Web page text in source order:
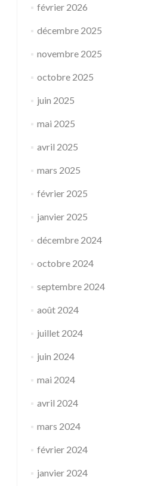
février 2026
décembre 2025
novembre 2025
octobre 2025
juin 2025
mai 2025
avril 2025
mars 2025
février 2025
janvier 2025
décembre 2024
octobre 2024
septembre 2024
août 2024
juillet 2024
juin 2024
mai 2024
avril 2024
mars 2024
février 2024
janvier 2024